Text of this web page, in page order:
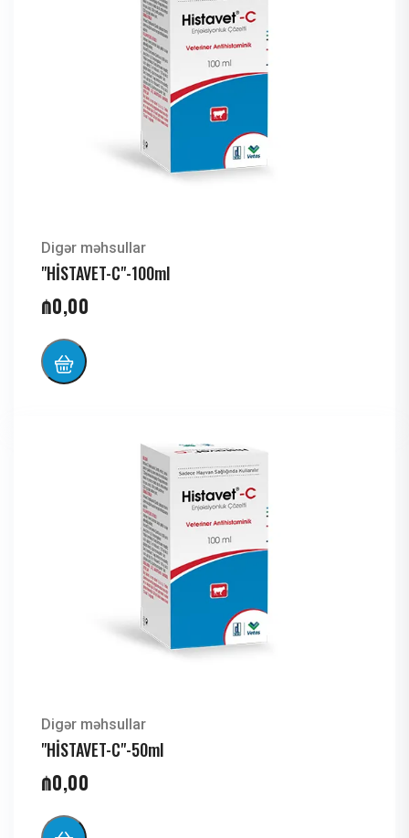
Digər məhsullar
"HİSTAVET-C"-100ml
₼0,00
Digər məhsullar
"HİSTAVET-C"-50ml
₼0,00